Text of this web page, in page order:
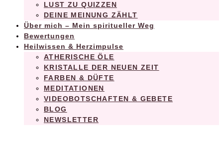
LUST ZU QUIZZEN
DEINE MEINUNG ZÄHLT
Über mich – Mein spiritueller Weg
Bewertungen
Heilwissen & Herzimpulse
ATHERISCHE ÖLE
KRISTALLE DER NEUEN ZEIT
FARBEN & DÜFTE
MEDITATIONEN
VIDEOBOTSCHAFTEN & GEBETE
BLOG
NEWSLETTER